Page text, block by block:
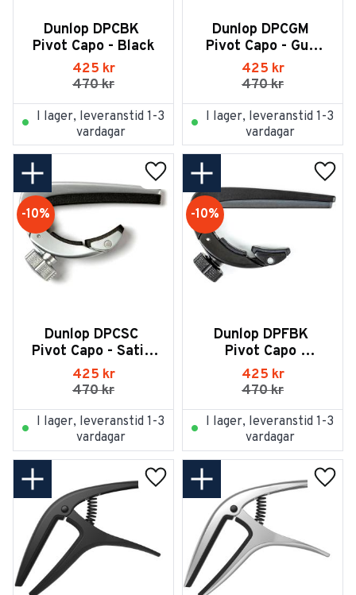
Dunlop DPCBK
Pivot Capo - Black
425 kr
470kr
I lager, leveranstid 1-3
vardagar
Dunlop DPCGM
Pivot Capo - Gun
Metal
425 kr
470kr
I lager, leveranstid 1-3
vardagar
Dunlop DPCSC
Pivot Capo - Satin
Chrome
425 kr
470kr
10%
Lägg till i favoriter
I lager, leveranstid 1-3
vardagar
Dunlop DPFBK
Pivot Capo
Classical - Black
425 kr
470kr
10%
I lager, leveranstid 1-3
vardagar
Lägg till i favoriter